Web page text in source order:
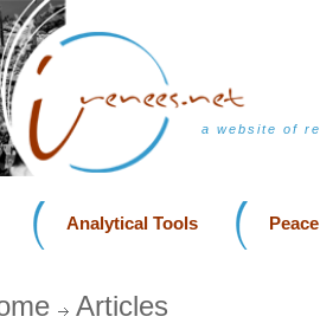
a website of
Analytical Tools
Articles